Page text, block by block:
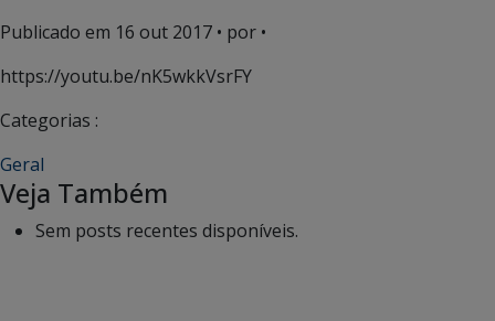
Publicado em 16 out 2017 • por •
https://youtu.be/nK5wkkVsrFY
Categorias :
Geral
Veja Também
Sem posts recentes disponíveis.